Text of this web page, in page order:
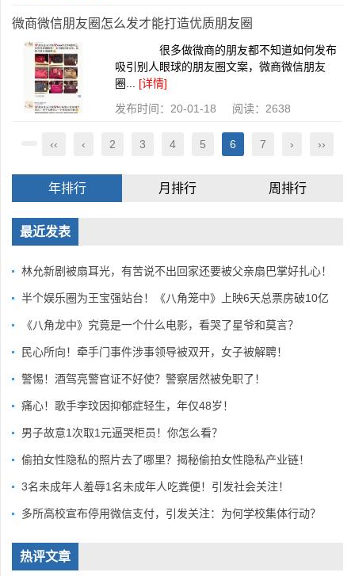
微商微信朋友圈怎么发才能打造优质朋友圈
很多做微商的朋友都不知道如何发布
吸引别人眼球的朋友圈文案，微商微信朋友
圈... [详情]
发布时间：20-01-18 阅读：2638
‹‹ ‹ 2 3 4 5 6 7 › ››
年排行 月排行 周排行
最近发表
林允新剧被扇耳光，有苦说不出回家还要被父亲扇巴掌好扎心！
半个娱乐圈为王宝强站台！《八角笼中》上映6天总票房破10亿
《八角龙中》究竟是一个什么电影，看哭了星爷和莫言？
民心所向！牵手门事件涉事领导被双开，女子被解聘！
警惕！酒驾亮警官证不好使？警察居然被免职了！
痛心！歌手李玟因抑郁症轻生，年仅48岁！
男子故意1次取1元逼哭柜员！你怎么看？
偷拍女性隐私的照片去了哪里？揭秘偷拍女性隐私产业链！
3名未成年人羞辱1名未成年人吃粪便！引发社会关注！
多所高校宣布停用微信支付，引发关注：为何学校集体行动？
热评文章